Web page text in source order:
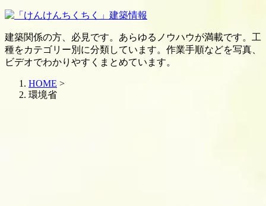
建築関係の方、必見です。あらゆるノウハウが満載です。工
種をカテゴリー別に分類しています。作業手順などを写真、
ビデオでわかりやすくまとめています。
HOME >
環境省